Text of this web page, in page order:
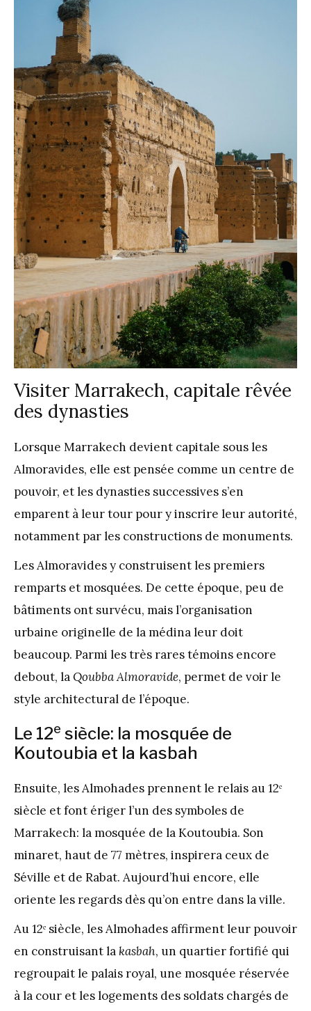
Visiter Marrakech, capitale rêvée
des dynasties
Lorsque Marrakech devient capitale sous les
Almoravides, elle est pensée comme un centre de
pouvoir, et les dynasties successives s’en
emparent à leur tour pour y inscrire leur autorité,
notamment par les constructions de monuments.
Les Almoravides y construisent les premiers
remparts et mosquées. De cette époque, peu de
bâtiments ont survécu, mais l’organisation
urbaine originelle de la médina leur doit
beaucoup. Parmi les très rares témoins encore
debout, laQoubba Almoravide, permet de voir le
style architectural de l’époque.
Le 12e siècle: la mosquée de
Koutoubia et la kasbah
Ensuite, les Almohades prennent le relais au 12ᵉ
siècle et font ériger l’un des symboles de
Marrakech: la mosquée de la Koutoubia. Son
minaret, haut de 77 mètres, inspirera ceux de
Séville et de Rabat. Aujourd’hui encore, elle
oriente les regards dès qu’on entre dans la ville.
Au 12ᵉ siècle, les Almohades affirment leur pouvoir
en construisant lakasbah, un quartier fortifié qui
regroupait le palais royal, une mosquée réservée
à la cour et les logements des soldats chargés de